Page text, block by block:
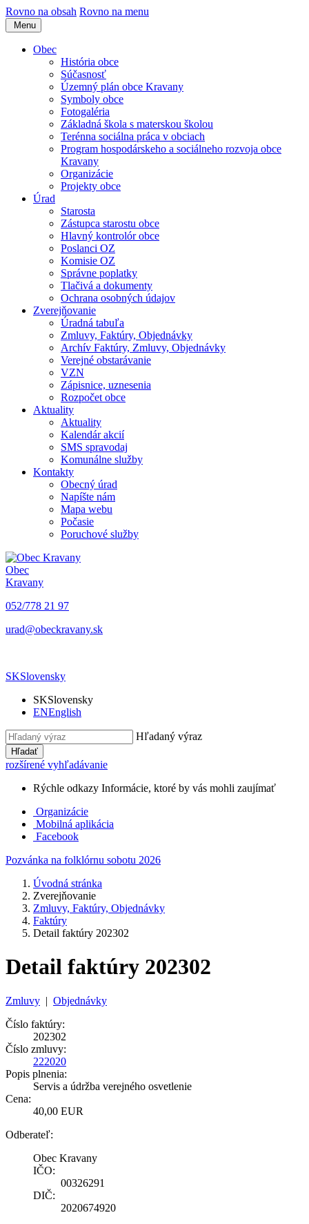
Rovno na obsah Rovno na menu
Menu
Obec
História obce
Súčasnosť
Územný plán obce Kravany
Symboly obce
Fotogaléria
Základná škola s materskou školou
Terénna sociálna práca v obciach
Program hospodárskeho a sociálneho rozvoja obce
Kravany
Organizácie
Projekty obce
Úrad
Starosta
Zástupca starostu obce
Hlavný kontrolór obce
Poslanci OZ
Komisie OZ
Správne poplatky
Tlačivá a dokumenty
Ochrana osobných údajov
Zverejňovanie
Úradná tabuľa
Zmluvy, Faktúry, Objednávky
Archív Faktúry, Zmluvy, Objednávky
Verejné obstarávanie
VZN
Zápisnice, uznesenia
Rozpočet obce
Aktuality
Aktuality
Kalendár akcií
SMS spravodaj
Komunálne služby
Kontakty
Obecný úrad
Napíšte nám
Mapa webu
Počasie
Poruchové služby
Obec
Kravany
052/778 21 97
urad@obeckravany.sk
SKSlovensky
SKSlovensky
ENEnglish
Hľadaný výraz
Hľadať
rozšírené vyhľadávanie
Rýchle odkazy Informácie, ktoré by vás mohli zaujímať
Organizácie
Mobilná aplikácia
Facebook
Pozvánka na folklórnu sobotu 2026
Úvodná stránka
Zverejňovanie
Zmluvy, Faktúry, Objednávky
Faktúry
Detail faktúry 202302
Detail faktúry 202302
Zmluvy | Objednávky
Číslo faktúry:
202302
Číslo zmluvy:
222020
Popis plnenia:
Servis a údržba verejného osvetlenie
Cena:
40,00 EUR
Odberateľ:
Obec Kravany
IČO:
00326291
DIČ:
2020674920